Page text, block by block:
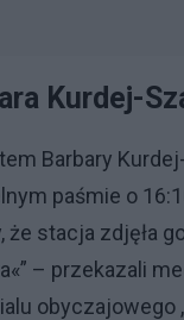
Kurdej-
Barbary
paśmie o
stacja zdjęła
– przekazali
obyczajowego